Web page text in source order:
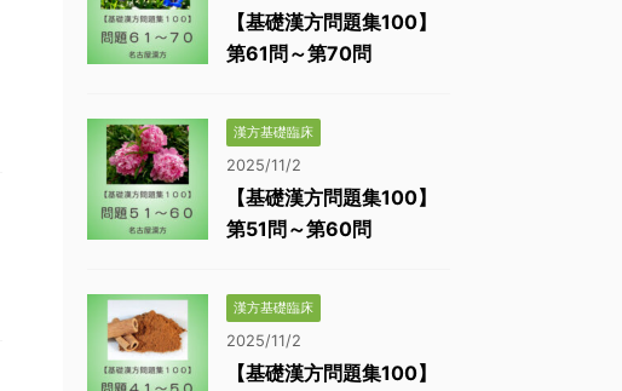
【基礎漢方問題集100】
第61問～第70問
漢方基礎臨床
2025/11/2
【基礎漢方問題集100】
第51問～第60問
漢方基礎臨床
2025/11/2
【基礎漢方問題集100】